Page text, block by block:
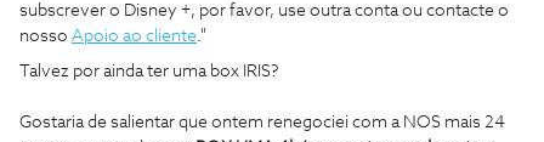
subscrever o Disney +, por favor, use outra conta ou contacte o
nosso Apoio ao cliente."
Talvez por ainda ter uma box IRIS?
Gostaria de salientar que ontem renegociei com a NOS mais 24